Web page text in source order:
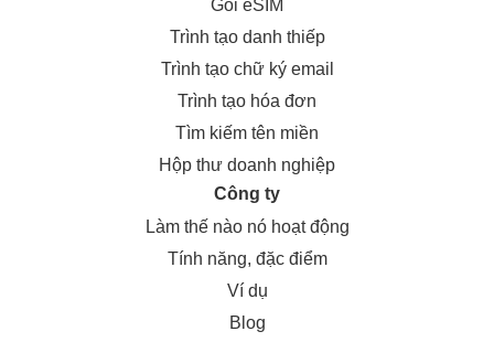
Gói eSIM
Trình tạo danh thiếp
Trình tạo chữ ký email
Trình tạo hóa đơn
Tìm kiếm tên miền
Hộp thư doanh nghiệp
Công ty
Làm thế nào nó hoạt động
Tính năng, đặc điểm
Ví dụ
Blog